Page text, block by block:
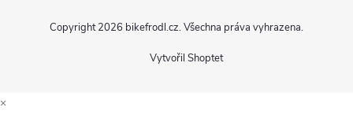
Vytvořil Shoptet
Copyright 2026 bikefrodl.cz. Všechna práva vyhrazena.
×